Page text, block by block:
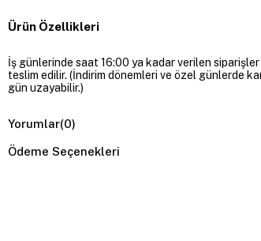
Ürün Özellikleri
İş günlerinde saat 16:00 ya kadar verilen siparişler
teslim edilir. (İndirim dönemleri ve özel günlerde
gün uzayabilir.)
Yorumlar(0)
Ödeme Seçenekleri